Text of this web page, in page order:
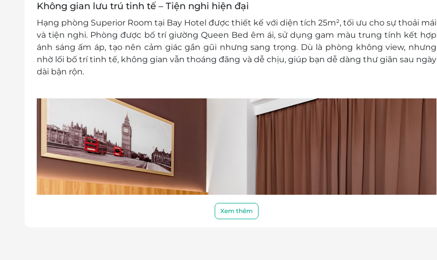
Không gian lưu trú tinh tế – Tiện nghi hiện đại
Hạng phòng Superior Room tại Bay Hotel được thiết kế với diện tích 25m², tối ưu cho sự thoải mái
và tiện nghi. Phòng được bố trí giường Queen Bed êm ái, sử dụng gam màu trung tính kết hợp
ánh sáng ấm áp, tạo nên cảm giác gần gũi nhưng sang trọng. Dù là phòng không view, nhưng
nhờ lối bố trí tinh tế, không gian vẫn thoáng đãng và dễ chịu, giúp bạn dễ dàng thư giãn sau ngày
dài bận rộn.
Xem thêm